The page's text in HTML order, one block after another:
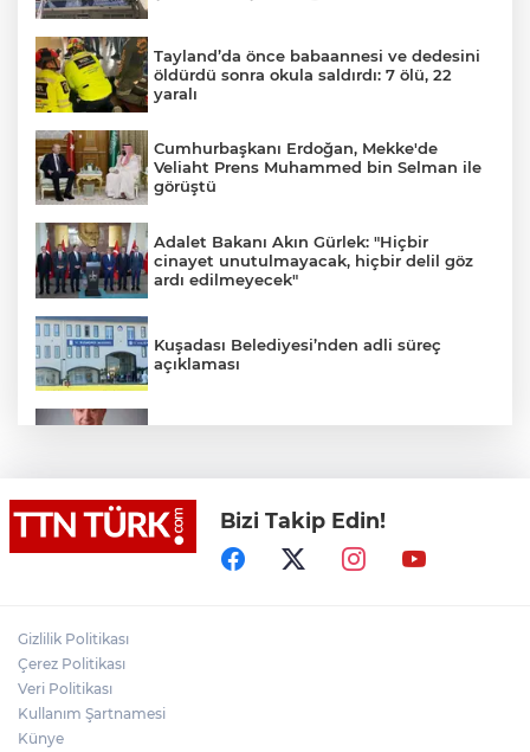
Tayland’da önce babaannesi ve dedesini
öldürdü sonra okula saldırdı: 7 ölü, 22
yaralı
Cumhurbaşkanı Erdoğan, Mekke'de
Veliaht Prens Muhammed bin Selman ile
görüştü
Adalet Bakanı Akın Gürlek: "Hiçbir
cinayet unutulmayacak, hiçbir delil göz
ardı edilmeyecek"
Kuşadası Belediyesi’nden adli süreç
açıklaması
Yeni aldığı motosikletle kaza yapan genç
gözyaşları arasında toprağa verildi
Cumhurbaşkanı Erdoğan, Suudi
Bizi Takip Edin!
Gizlilik Politikası
Çerez Politikası
Veri Politikası
Kullanım Şartnamesi
Künye